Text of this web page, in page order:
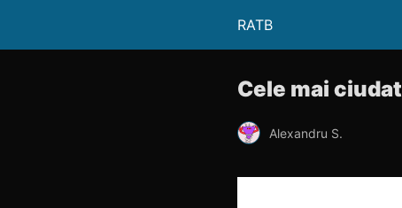
RATB
Cele mai
Alexandru S.